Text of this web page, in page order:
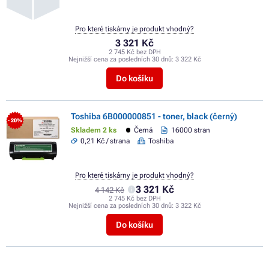
3 321 Kč
2 745 Kč bez DPH
Nejnižší cena za posledních 30 dnů: 3 322 Kč
Do košíku
Pro které tiskárny je produkt vhodný?
- 20% Toshiba 6B000000851 - toner, black (černý)
Skladem 2 ks Černá
16000 stran
0,21 Kč / strana
Toshiba
4 142 Kč 3 321 Kč
2 745 Kč bez DPH
Nejnižší cena za posledních 30 dnů: 3 322 Kč
Do košíku
Pro které tiskárny je produkt vhodný?